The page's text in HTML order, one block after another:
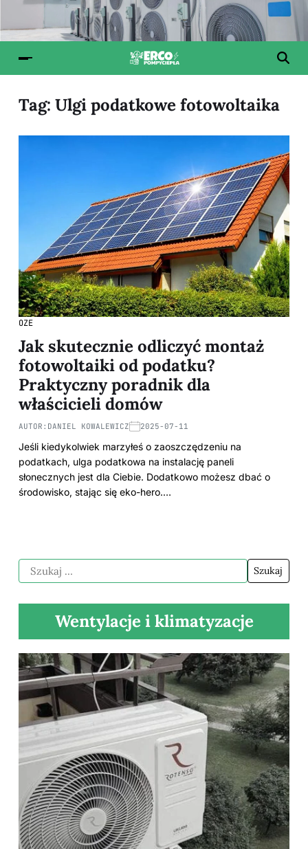
Tag: Ulgi podatkowe fotowoltaika
OZE
Jak skutecznie odliczyć montaż
fotowoltaiki od podatku?
Praktyczny poradnik dla
właścicieli domów
AUTOR: DANIEL KOWALEWICZ 2025-07-11
Jeśli kiedykolwiek marzyłeś o zaoszczędzeniu na
podatkach, ulga podatkowa na instalację paneli
słonecznych jest dla Ciebie. Dodatkowo możesz dbać o
środowisko, stając się eko-hero.…
Wentylacje i klimatyzacje